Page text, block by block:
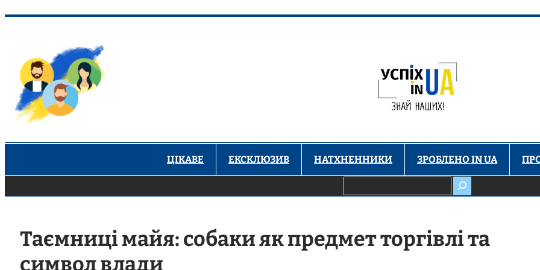
вмісту
ЦІКАВЕ ЕКСКЛЮЗИВ НАТХНЕННИКИ ЗРОБЛЕНО IN UA
Таємниці майя: собаки як предмет торгівлі та
символ влади